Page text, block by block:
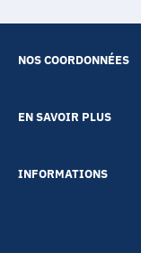
NOS COORDONNÉES
EN SAVOIR PLUS
A propos
INFORMATIONS